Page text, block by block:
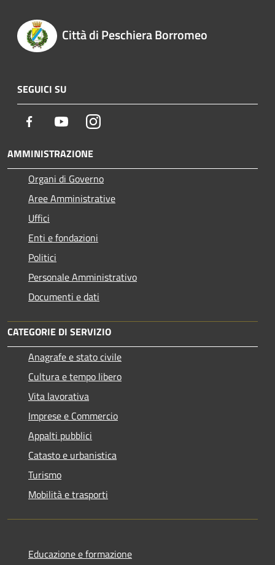
Città di Peschiera Borromeo
SEGUICI SU
Facebook YoutubeInstagram
AMMINISTRAZIONE
Organi di Governo
Aree Amministrative
Uffici
Enti e fondazioni
Politici
Personale Amministrativo
Documenti e dati
CATEGORIE DI SERVIZIO
Anagrafe e stato civile
Cultura e tempo libero
Vita lavorativa
Imprese e Commercio
Appalti pubblici
Catasto e urbanistica
Turismo
Mobilità e trasporti
Educazione e formazione